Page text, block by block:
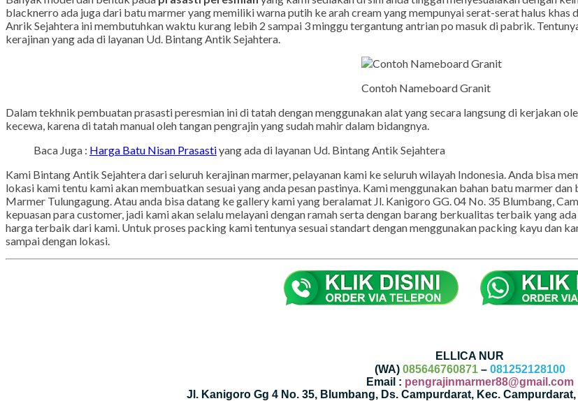
blacknerro ada juga dari batu marmer yang memiliki warna putih ke arah cream yang mempunyai serat-serat halus
Anrik Sejahtera ini membutuhkan waktu kurang lebih 2 sampai 3 minggu tergantung antrian po masuk di pabrik.
kerajinan yang ada di layanan Ud. Bintang Antik Sejahtera.
Contoh Nameboard Granit
Dalam tekhnik pembuatan prasasti peresmian ini di tatah dengan menggunakan alat yang secara langsung di kerjakan
kecewa, karena di tatah manual oleh tangan pengrajin yang sudah mahir dalam bidangnya.
Baca Juga : Harga Batu Nisan Prasastiyang ada di layanan Ud. Bintang Antik Sejahtera
Kami Bintang Antik Sejahtera dari seluruh kerajinan marmer, pelayanan kami ke seluruh wilayah Indonesia. Anda bisa
lokasi kami tentu kami akan membuatkan sesuai yang anda pesan pastinya. Kami menggunakan bahan batu marmer
Marmer Tulungagung. Atau anda bisa datang ke gallery kami yang beralamat Jl. Kanigoro GG. 04 No. 35 Blumbang,
kepuasan para customer, jadi kami akan selalu melayani dengan ramah serta dengan barang berkualitas terbaik yang
harga terbaik dari kami. Untuk proses packing kami tentunya sesuai standart dengan menggunakan packing kayu dan
sampai dengan lokasi.
ELLICA NUR
(WA) 085646760871– 081252128100
Email : pengrajinmarmer88@gmail.com
Jl. Kanigoro Gg 4 No. 35, Blumbang, Ds. Campurdarat, Kec.